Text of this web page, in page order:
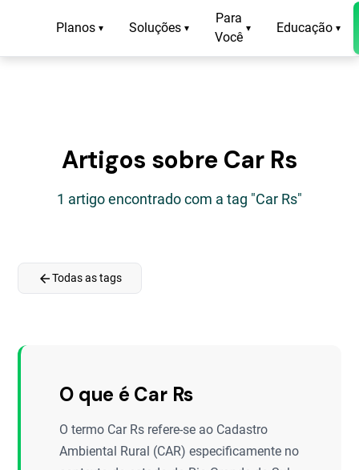
Planos ▾ Soluções ▾
Para
Você
▾ Educação ▾
Artigos sobre Car Rs
1 artigo encontrado com a tag "Car Rs"
arrow_backTodas as tags
O que é Car Rs
O termo Car Rs refere-se ao Cadastro
Ambiental Rural (CAR) especificamente no